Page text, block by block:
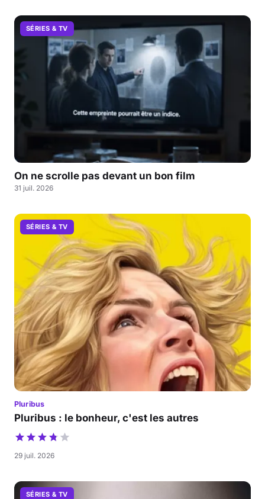
SÉRIES & TV
On ne scrolle pas devant un bon film
31 juil. 2026
SÉRIES & TV
Pluribus
Pluribus : le bonheur, c'est les autres
29 juil. 2026
SÉRIES & TV